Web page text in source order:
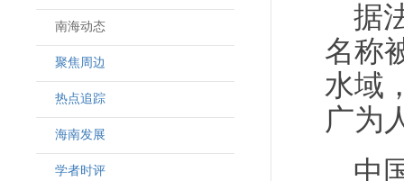
南海动态
聚焦周边
热点追踪
海南发展
学者时评
据
名称
水域
广为
中